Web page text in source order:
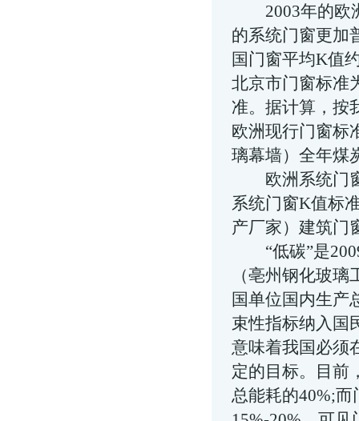
2003年的欧
的系统门窗更加
国门窗平均K值
北京市门窗标准
准。据计算，按
欧洲现行门窗标
璃幕墙）全年煤
欧洲系统门窗
系统门窗K值标
产厂家）建筑门
“低碳”是2009
（亳州钢化玻璃
国单位国内生产
束性指标纳入国
意味着我国必须
定的目标。目前
总能耗的40%;